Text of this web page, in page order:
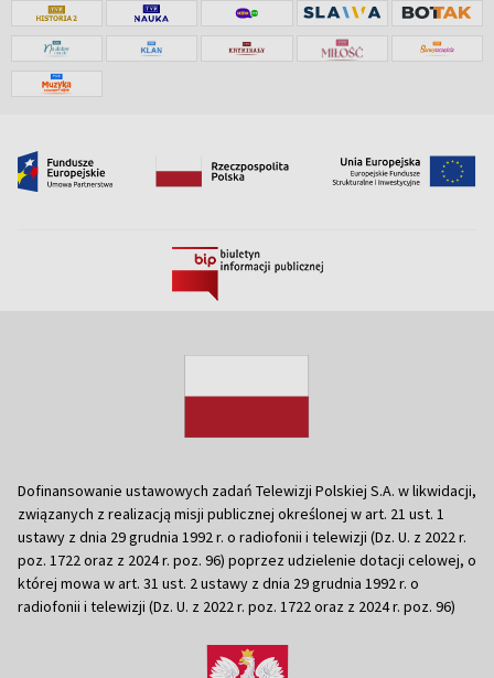
Dofinansowanie ustawowych zadań Telewizji Polskiej S.A. w likwidacji,
związanych z realizacją misji publicznej określonej w art. 21 ust. 1
ustawy z dnia 29 grudnia 1992 r. o radiofonii i telewizji (Dz. U. z 2022 r.
poz. 1722 oraz z 2024 r. poz. 96) poprzez udzielenie dotacji celowej, o
której mowa w art. 31 ust. 2 ustawy z dnia 29 grudnia 1992 r. o
radiofonii i telewizji (Dz. U. z 2022 r. poz. 1722 oraz z 2024 r. poz. 96)